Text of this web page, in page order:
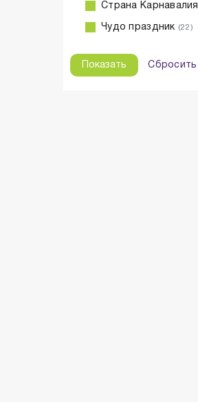
Страна Карнавалия
Чудо праздник (22)
Сбросить